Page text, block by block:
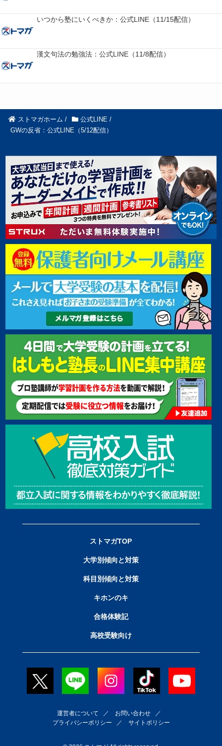
いつから塾にいくべきか：公式LINE（11/15配信）
漢文句法の勉強法：公式LINE（11/8配信）
ストマガホーム / 公式LINE /
GWの反省：公式LINE（5/12配信）
ストマガTOP
大学別傾向と対策
科目別傾向と対策
キホンのキ
合格体験記
高校受験向け
運営者について ／ お問い合わせ／
プライバシーポリシー ／ サイトポリシー